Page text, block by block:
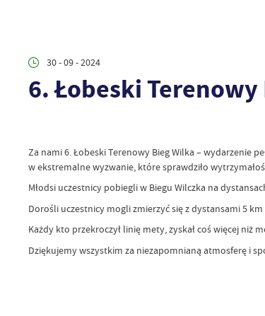
30 - 09 - 2024
6. Łobeski Terenowy
Za nami 6. Łobeski Terenowy Bieg Wilka – wydarzenie
w ekstremalne wyzwanie, które sprawdziło
Młodsi uczestnicy pobiegli w Biegu Wilczka na
Dorośli uczestnicy mogli zmierzyć się z dystansami 5
Każdy kto przekroczył linię mety, zyskał coś więcej niż
Dziękujemy wszystkim za niezapomnianą atmosferę i